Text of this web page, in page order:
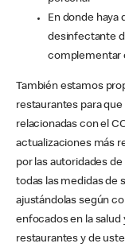
En donde haya
desinfectante
complementar
También estamos
restaurantes para
relacionadas con el
actualizaciones más
por las autoridades
todas las medidas de
ajustándolas según
enfocados en la salud
restaurantes y de